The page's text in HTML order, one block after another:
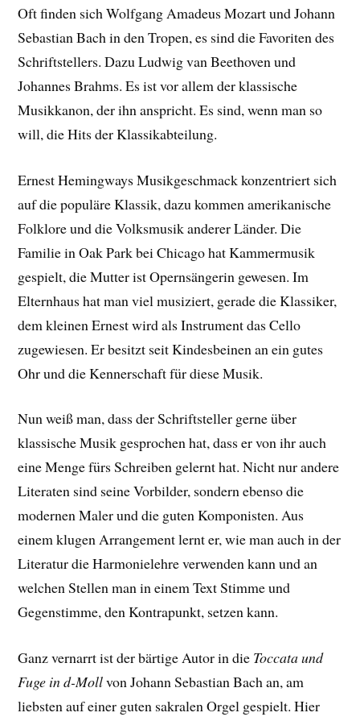
Oft finden sich Wolfgang Amadeus Mozart und Johann
Sebastian Bach in den Tropen, es sind die Favoriten des
Schriftstellers. Dazu Ludwig van Beethoven und
Johannes Brahms. Es ist vor allem der klassische
Musikkanon, der ihn anspricht. Es sind, wenn man so
will, die Hits der Klassikabteilung.
Ernest Hemingways Musikgeschmack konzentriert sich
auf die populäre Klassik, dazu kommen amerikanische
Folklore und die Volksmusik anderer Länder. Die
Familie in Oak Park bei Chicago hat Kammermusik
gespielt, die Mutter ist Opernsängerin gewesen. Im
Elternhaus hat man viel musiziert, gerade die Klassiker,
dem kleinen Ernest wird als Instrument das Cello
zugewiesen. Er besitzt seit Kindesbeinen an ein gutes
Ohr und die Kennerschaft für diese Musik.
Nun weiß man, dass der Schriftsteller gerne über
klassische Musik gesprochen hat, dass er von ihr auch
eine Menge fürs Schreiben gelernt hat. Nicht nur andere
Literaten sind seine Vorbilder, sondern ebenso die
modernen Maler und die guten Komponisten. Aus
einem klugen Arrangement lernt er, wie man auch in der
Literatur die Harmonielehre verwenden kann und an
welchen Stellen man in einem Text Stimme und
Gegenstimme, den Kontrapunkt, setzen kann.
Ganz vernarrt ist der bärtige Autor in die Toccata und
Fuge in d-Mollvon Johann Sebastian Bach an, am
liebsten auf einer guten sakralen Orgel gespielt. Hier